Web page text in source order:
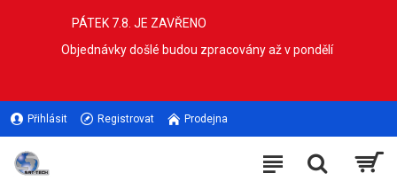
PÁTEK 7.8. JE ZAVŘENO
Objednávky došlé budou zpracovány až v pondělí
Přihlásit Registrovat Prodejna